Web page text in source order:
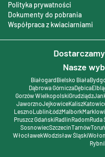
Polityka prywatności
Dokumenty do pobrania
Współpraca z kwiaciarniami
Nasze
BiałogardBielsko Biała
Dąbrowa GórniczaDębica
Gorzów WielkopolskiGrudziądz
JaworznoJejkowiceKalisz
LesznoLublinŁódźMalbork
Pruszcz GdańskiRadlinRadomRuda
SosnowiecSzczecinTarnów
WłocławekWodzisław Śląski